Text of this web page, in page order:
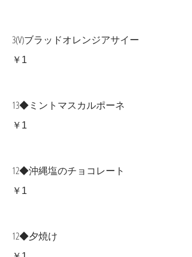
3(V)ブラッドオレンジアサイー
￥1
13◆ミントマスカルポーネ
￥1
12◆沖縄塩のチョコレート
￥1
12◆夕焼け